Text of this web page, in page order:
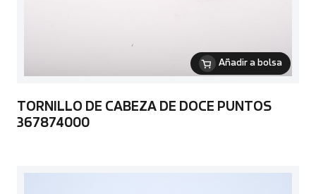
Añadir a bolsa
TORNILLO DE CABEZA DE DOCE PUNTOS
367874000